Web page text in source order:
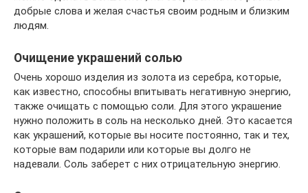
добрые слова и желая счастья своим родным и близким
людям.
Очищение украшений солью
Очень хорошо изделия из золота из серебра, которые,
как известно, способны впитывать негативную энергию,
также очищать с помощью соли. Для этого украшение
нужно положить в соль на несколько дней. Это касается
как украшений, которые вы носите постоянно, так и тех,
которые вам подарили или которые вы долго не
надевали. Соль заберет с них отрицательную энергию.